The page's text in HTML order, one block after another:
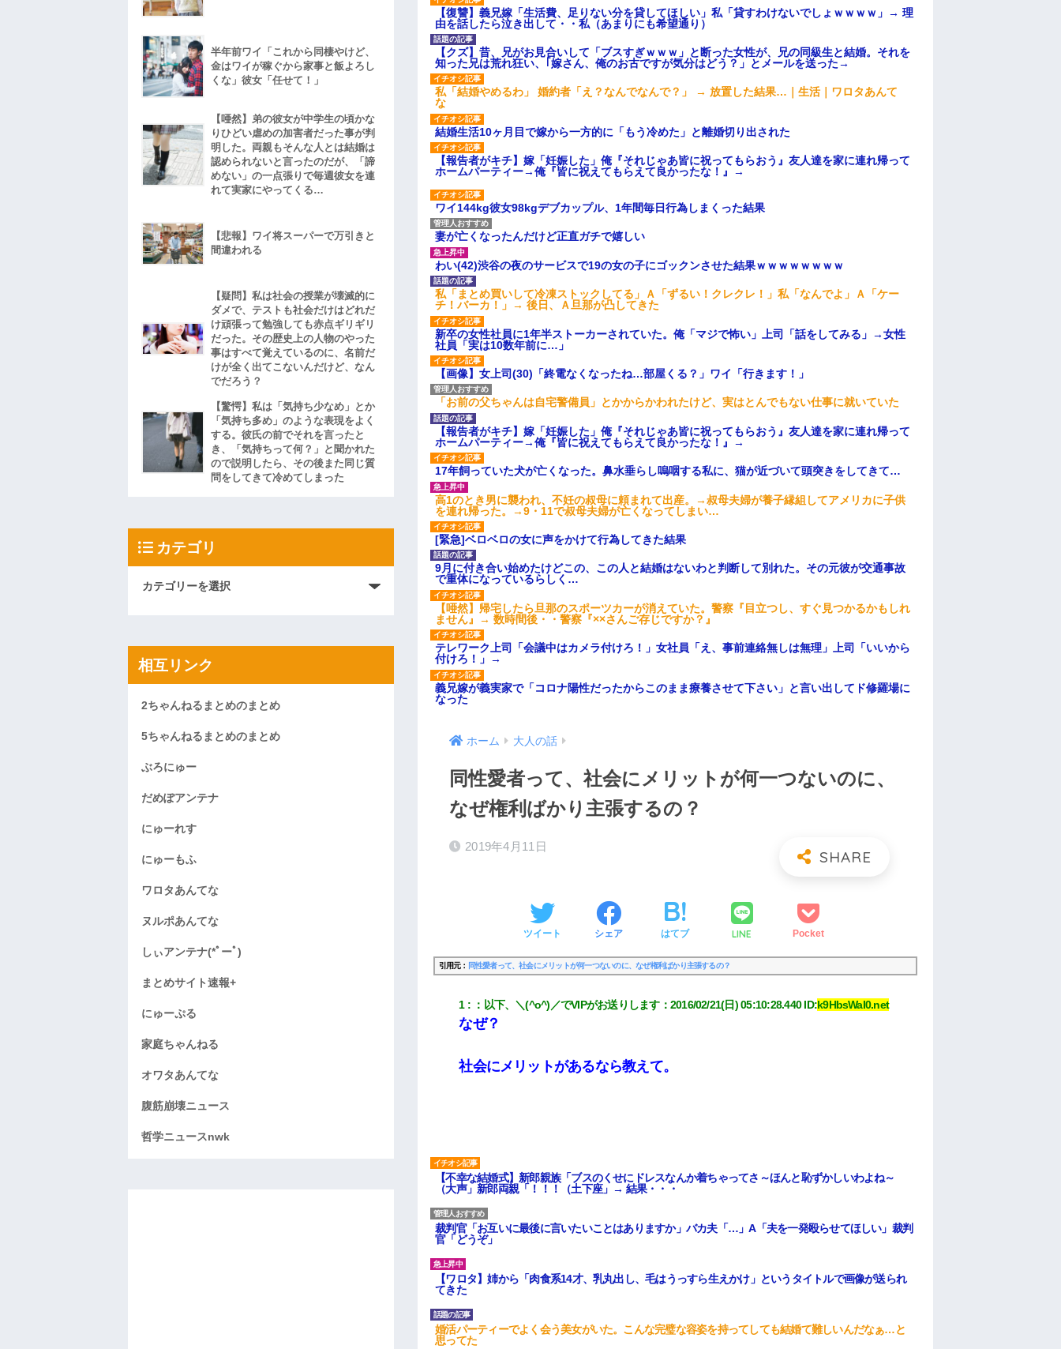
【復讐】義兄嫁「生活費、足りない分を貸してほしい」私「貸すわけないでしょｗｗｗｗ」→ 理
由を話したら泣き出して・・私（あまりにも希望通り）
【クズ】昔、兄がお見合いして「ブスすぎｗｗｗ」と断った女性が、兄の同級生と結婚。それを
知った兄は荒れ狂い、｢嫁さん、俺のお古ですが気分はどう？」とメールを送った→
私「結婚やめるわ」 婚約者「え？なんでなんで？」 → 放置した結果…｜生活｜ワロタあんて
な
結婚生活10ヶ月目で嫁から一方的に「もう冷めた」と離婚切り出された
【報告者がキチ】嫁「妊娠した」俺『それじゃあ皆に祝ってもらおう』友人達を家に連れ帰って
ホームパーティー→俺『皆に祝えてもらえて良かったな！』→
ワイ144kg彼女98kgデブカップル、1年間毎日行為しまくった結果
妻が亡くなったんだけど正直ガチで嬉しい
わい(42)渋谷の夜のサービスで19の女の子にゴックンさせた結果ｗｗｗｗｗｗｗｗ
私「まとめ買いして冷凍ストックしてる」Ａ「ずるい！クレクレ！」私「なんでよ」Ａ「ケー
チ！バーカ！」→ 後日、Ａ旦那が凸してきた
新卒の女性社員に1年半ストーカーされていた。俺「マジで怖い」上司「話をしてみる」→女性
社員「実は10数年前に…」
【画像】女上司(30)「終電なくなったね…部屋くる？」ワイ「行きます！」
「お前の父ちゃんは自宅警備員」とかからかわれたけど、実はとんでもない仕事に就いていた
【報告者がキチ】嫁「妊娠した」俺『それじゃあ皆に祝ってもらおう』友人達を家に連れ帰って
ホームパーティー→俺『皆に祝えてもらえて良かったな！』→
17年飼っていた犬が亡くなった。鼻水垂らし嗚咽する私に、猫が近づいて頭突きをしてきて…
高1のとき男に襲われ、不妊の叔母に頼まれて出産。→叔母夫婦が養子縁組してアメリカに子供
を連れ帰った。→9・11で叔母夫婦が亡くなってしまい…
[緊急]ベロベロの女に声をかけて行為してきた結果
9月に付き合い始めたけどこの、この人と結婚はないわと判断して別れた。その元彼が交通事故
で重体になっているらしく…
【唖然】帰宅したら旦那のスポーツカーが消えていた。警察『目立つし、すぐ見つかるかもしれ
ません』→ 数時間後・・警察『××さんご存じですか？』
テレワーク上司「会議中はカメラ付けろ！」女社員「え、事前連絡無しは無理」上司「いいから
付けろ！」→
義兄嫁が義実家で「コロナ陽性だったからこのまま療養させて下さい」と言い出してド修羅場に
なった
ホーム 大人の話
同性愛者って、社会にメリットが何一つないのに、
なぜ権利ばかり主張するの？
2019年4月11日
ツイート シェア はてブ LINE Pocket
引用元： 同性愛者って、社会にメリットが何一つないのに、なぜ権利ばかり主張するの？
1 ： 以下、＼(^o^)／でVIPがお送りします： 2016/02/21(日) 05:10:28.440 ID:k9HbsWaI0.net
なぜ？
社会にメリットがあるなら教えて。
【不幸な結婚式】新郎親族「ブスのくせにドレスなんか着ちゃってさ～ほんと恥ずかしいわよね～
（大声」新郎両親「！！！（土下座」→ 結果・・・
裁判官「お互いに最後に言いたいことはありますか」バカ夫「…」A「夫を一発殴らせてほしい」裁判
官「どうぞ」
【ワロタ】姉から「肉食系14才、乳丸出し、毛はうっすら生えかけ」というタイトルで画像が送られ
てきた
婚活パーティーでよく会う美女がいた。こんな完璧な容姿を持ってしても結婚て難しいんだなぁ…と
思ってた
半年前ワイ「これから同棲やけど、
金はワイが稼ぐから家事と飯よろし
くな」彼女「任せて！」
【唖然】弟の彼女が中学生の頃かな
りひどい虐めの加害者だった事が判
明した。両親もそんな人とは結婚は
認められないと言ったのだが、「諦
めない」の一点張りで毎週彼女を連
れて実家にやってくる…
【悲報】ワイ将スーパーで万引きと
間違われる
【疑問】私は社会の授業が壊滅的に
ダメで、テストも社会だけはどれだ
け頑張って勉強しても赤点ギリギリ
だった。その歴史上の人物のやった
事はすべて覚えているのに、名前だ
けが全く出てこないんだけど、なん
でだろう？
【驚愕】私は「気持ち少なめ」とか
「気持ち多め」のような表現をよく
する。彼氏の前でそれを言ったと
き、「気持ちって何？」と聞かれた
ので説明したら、その後また同じ質
問をしてきて冷めてしまった
カテゴリ
相互リンク
2ちゃんねるまとめのまとめ
5ちゃんねるまとめのまとめ
ぶろにゅー
だめぽアンテナ
にゅーれす
にゅーもふ
ワロタあんてな
ヌルポあんてな
しぃアンテナ(*ﾟーﾟ)
まとめサイト速報+
にゅーぷる
家庭ちゃんねる
オワタあんてな
腹筋崩壊ニュース
哲学ニュースnwk